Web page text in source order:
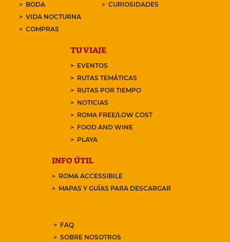
BODA
VIDA NOCTURNA
COMPRAS
CURIOSIDADES
TU VIAJE
EVENTOS
RUTAS TEMÁTICAS
RUTAS POR TIEMPO
NOTICIAS
ROMA FREE/LOW COST
FOOD AND WINE
PLAYA
INFO ÚTIL
ROMA ACCESSIBILE
MAPAS Y GUÍAS PARA DESCARGAR
FAQ
SOBRE NOSOTROS